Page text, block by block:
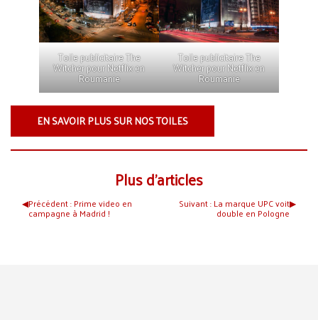
Toile publicitaire The
Witcher pour Netflix en
Roumanie
Toile publicitaire The
Witcher pour Netflix en
Roumanie
EN SAVOIR PLUS SUR NOS TOILES
Plus d’articles
◀︎Précédent :Prime video en
campagne à Madrid !
Suivant :La marque UPC voit
double en Pologne
▶︎